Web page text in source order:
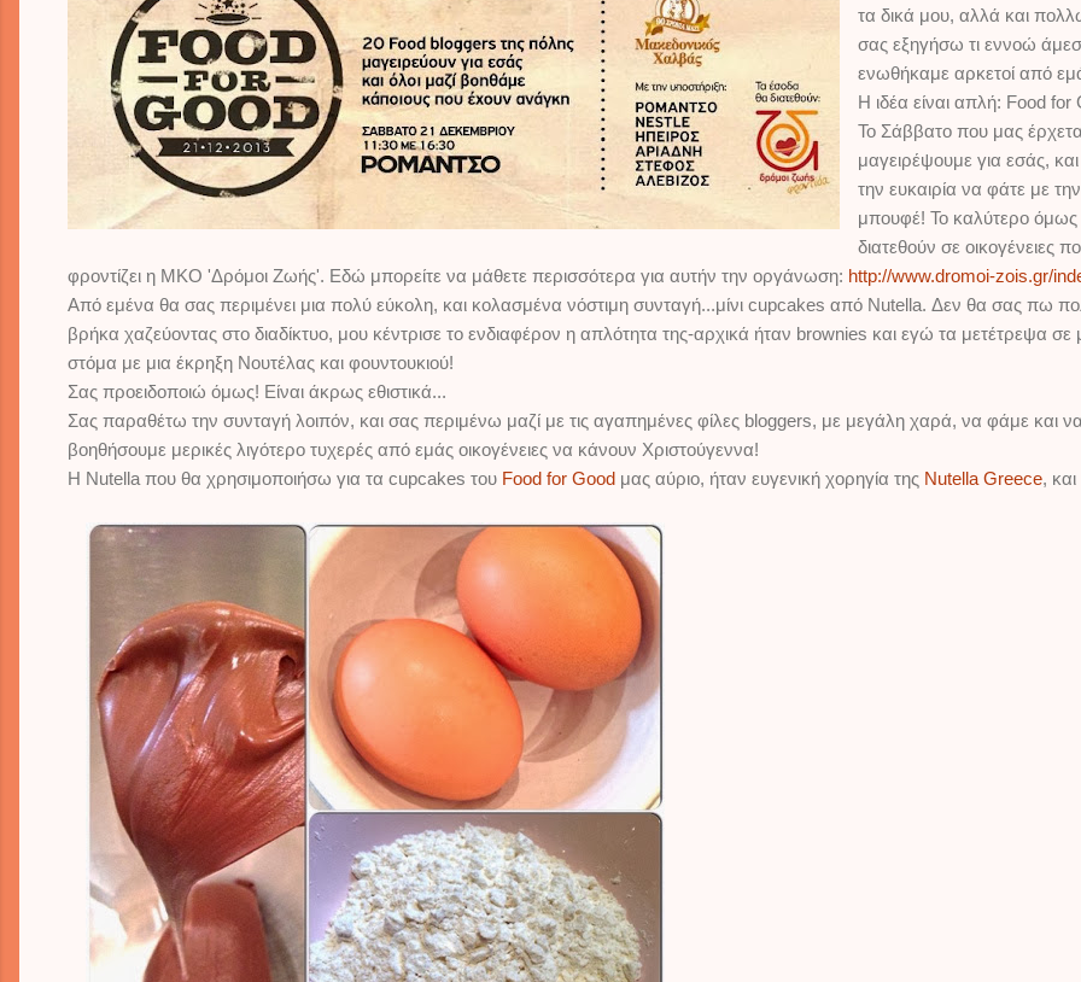
τα δικά μου, αλλά και
σας εξηγήσω τι εννοώ
ενωθήκαμε αρκετοί από
Η ιδέα είναι απλή: Food for
Το Σάββατο που μας
μαγειρέψουμε για εσάς,
την ευκαιρία να φάτε με
μπουφέ! Το καλύτερο όμως
διατεθούν σε οικογένειες
φροντίζει η ΜΚΟ 'Δρόμοι Ζωής'. Εδώ μπορείτε να μάθετε περισσότερα για αυτήν την οργάνωση: http://www.dromoi-zois.gr/
Από εμένα θα σας περιμένει μια πολύ εύκολη, και κολασμένα νόστιμη συνταγή...μίνι cupcakes από Nutella. Δεν θα σας πω
βρήκα χαζεύοντας στο διαδίκτυο, μου κέντρισε το ενδιαφέρον η απλότητα της-αρχικά ήταν brownies και εγώ τα μετέτρεψα
στόμα με μια έκρηξη Νουτέλας και φουντουκιού!
Σας προειδοποιώ όμως! Είναι άκρως εθιστικά...
Σας παραθέτω την συνταγή λοιπόν, και σας περιμένω μαζί με τις αγαπημένες φίλες bloggers, με μεγάλη χαρά, να φάμε και
βοηθήσουμε μερικές λιγότερο τυχερές από εμάς οικογένειες να κάνουν Χριστούγεννα!
Η Nutella που θα χρησιμοποιήσω για τα cupcakes του Food for Good μας αύριο, ήταν ευγενική χορηγία της Nutella Greece,